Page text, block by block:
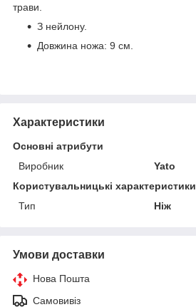
трави.
З нейлону.
Довжина ножа: 9 см.
Характеристики
Основні атрибути
Виробник
Yato
Користувальницькі характеристики
Тип
Ніж
Умови доставки
Нова Пошта
Самовивіз